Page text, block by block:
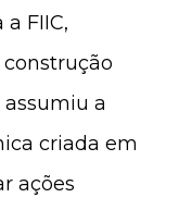
FIIC,
a
criada em
ações